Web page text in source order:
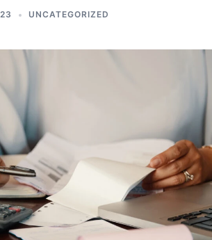
UNCATEGORIZED